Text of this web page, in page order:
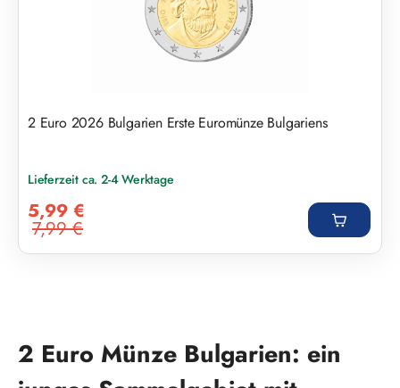
2 Euro 2026 Bulgarien Erste Euromünze Bulgariens
Lieferzeit ca. 2-4 Werktage
5,99 €
Regulärer Preis:
7,99 €
2 Euro Münze Bulgarien: ein